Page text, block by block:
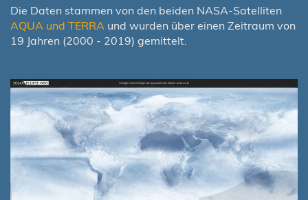
Die Daten stammen von den beiden NASA-Satelliten
AQUA und TERRA und wurden über einen Zeitraum von
19 Jahren (2000 - 2019) gemittelt.